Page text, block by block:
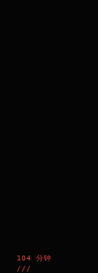
104 分钟
///